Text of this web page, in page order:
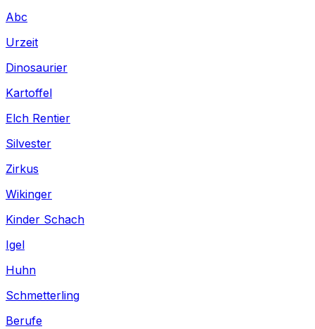
Abc
Urzeit
Dinosaurier
Kartoffel
Elch Rentier
Silvester
Zirkus
Wikinger
Kinder Schach
Igel
Huhn
Schmetterling
Berufe